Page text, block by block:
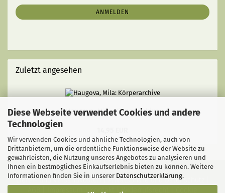
Diese Webseite verwendet Cookies und andere
Technologien
Wir verwenden Cookies und ähnliche Technologien, auch von
Drittanbietern, um die ordentliche Funktionsweise der Website zu
gewährleisten, die Nutzung unseres Angebotes zu analysieren und
Ihnen ein bestmögliches Einkaufserlebnis bieten zu können. Weitere
Informationen finden Sie in unserer Datenschutzerklärung.
ANMELDUNG
ANMELDEN
Zuletzt angesehen
Haugova, Mila: Körperarchive
Liefer- und Versandkosten|Privatsphäre und Datenschutz
Kontakt Widerrufsrecht